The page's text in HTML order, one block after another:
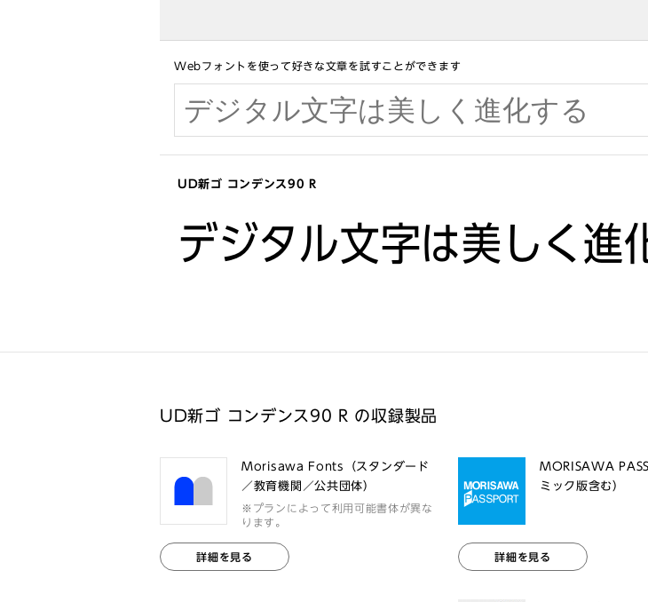
Webフォントを使って好きな文章を試すことができます
UD新ゴ コンデンス90 R
デジタル文字は美しく進
UD新ゴ コンデンス90 R の収録製品
Morisawa Fonts（スタンダード
／教育機関／公共団体）
※プランによって利用可能書体が異な
ります。
詳細を見る
MORISAWA
ミック版含む）
詳細を見る